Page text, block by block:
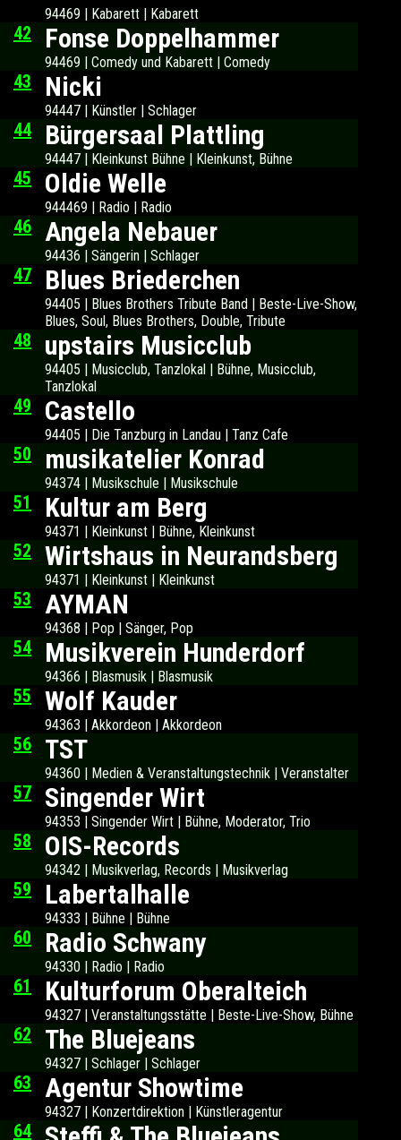
94469 | Kabarett | Kabarett
42 Fonse Doppelhammer
94469 | Comedy und Kabarett | Comedy
43 Nicki
94447 | Künstler | Schlager
44 Bürgersaal Plattling
94447 | Kleinkunst Bühne | Kleinkunst, Bühne
45 Oldie Welle
944469 | Radio | Radio
46 Angela Nebauer
94436 | Sängerin | Schlager
47 Blues Briederchen
94405 | Blues Brothers Tribute Band | Beste-Live-Show,
Blues, Soul, Blues Brothers, Double, Tribute
48 upstairs Musicclub
94405 | Musicclub, Tanzlokal | Bühne, Musicclub,
Tanzlokal
49 Castello
94405 | Die Tanzburg in Landau | Tanz Cafe
50 musikatelier Konrad
94374 | Musikschule | Musikschule
51 Kultur am Berg
94371 | Kleinkunst | Bühne, Kleinkunst
52 Wirtshaus in Neurandsberg
94371 | Kleinkunst | Kleinkunst
53 AYMAN
94368 | Pop | Sänger, Pop
54 Musikverein Hunderdorf
94366 | Blasmusik | Blasmusik
55 Wolf Kauder
94363 | Akkordeon | Akkordeon
56 TST
94360 | Medien & Veranstaltungstechnik | Veranstalter
57 Singender Wirt
94353 | Singender Wirt | Bühne, Moderator, Trio
58 OIS-Records
94342 | Musikverlag, Records | Musikverlag
59 Labertalhalle
94333 | Bühne | Bühne
60 Radio Schwany
94330 | Radio | Radio
61 Kulturforum Oberalteich
94327 | Veranstaltungsstätte | Beste-Live-Show, Bühne
62 The Bluejeans
94327 | Schlager | Schlager
63 Agentur Showtime
94327 | Konzertdirektion | Künstleragentur
64